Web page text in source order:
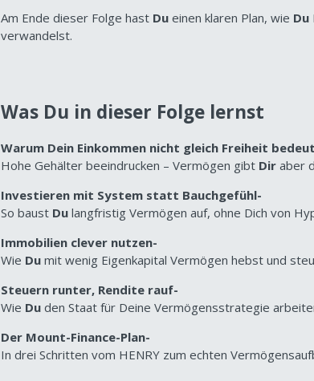
Vom Sparer zum Investor | Dein Podcast für wissenschaftliches
Vom Sparer zum Investor | Dein Podcast für wissenschaftliches
289 Ohne Plan wird's teuer: Wie du die
Vom Sparer zum Investor | Dein Podcast für wissenschaftliches
288 Sportziel erreicht, Vermögensziel verfehlt:
Vom Sparer zum Investor | Dein Podcast für wissenschaftliches
287 bAV für Gesellschafter-Geschäftsführer:
scheitern!
Am Ende dieser Folge hast Dueinen klaren Plan, wie Du
verwandelst.
Was Du in dieser Folge lernst
Warum Dein Einkommen nicht gleich Freiheit
Hohe Gehälter beeindrucken – Vermögen gibt Diraber
Investieren mit System statt Bauchgefühl-
So baust Dulangfristig Vermögen auf, ohne Dich von
Immobilien clever nutzen-
Wie Dumit wenig Eigenkapital Vermögen hebst und
Steuern runter, Rendite rauf-
Wie Duden Staat für Deine Vermögensstrategie
Der Mount-Finance-Plan-
In drei Schritten vom HENRY zum echten